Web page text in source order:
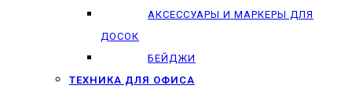
АКСЕССУАРЫ И МАРКЕРЫ ДЛЯ
ДОСОК
БЕЙДЖИ
ТЕХНИКА ДЛЯ ОФИСА